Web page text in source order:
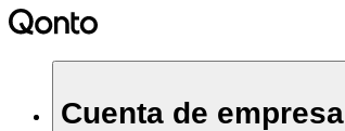
Cuenta de empresa